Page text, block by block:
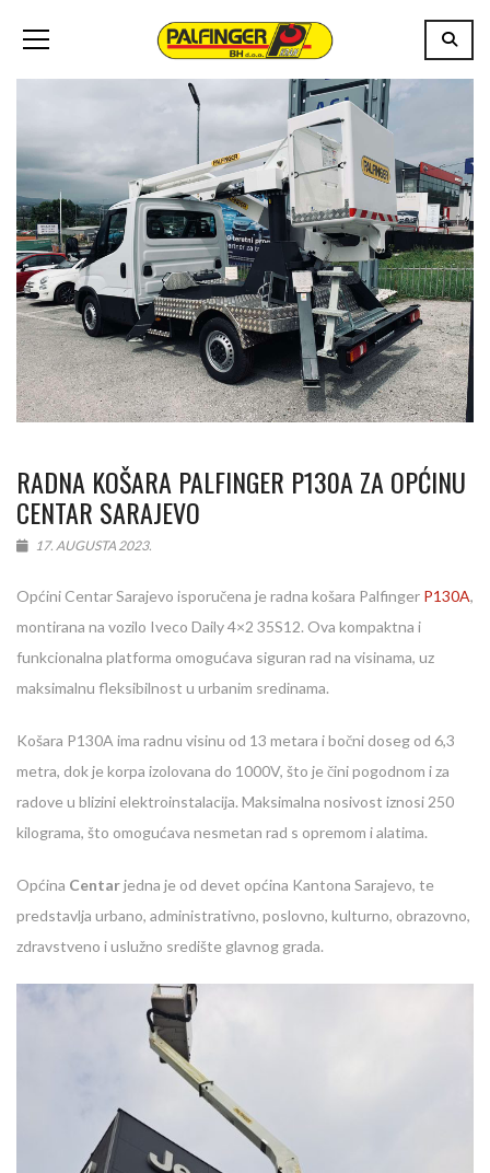
RADNA KOŠARA PALFINGER P130A ZA OPĆINU
CENTAR SARAJEVO
17. AUGUSTA 2023.
Općini Centar Sarajevo isporučena je radna košara Palfinger P130A,
montirana na vozilo Iveco Daily 4×2 35S12. Ova kompaktna i
funkcionalna platforma omogućava siguran rad na visinama, uz
maksimalnu fleksibilnost u urbanim sredinama.
Košara P130A ima radnu visinu od 13 metara i bočni doseg od 6,3
metra, dok je korpa izolovana do 1000V, što je čini pogodnom i za
radove u blizini elektroinstalacija. Maksimalna nosivost iznosi 250
kilograma, što omogućava nesmetan rad s opremom i alatima.
Općina Centarjedna je od devet općina Kantona Sarajevo, te
predstavlja urbano, administrativno, poslovno, kulturno, obrazovno,
zdravstveno i uslužno središte glavnog grada.